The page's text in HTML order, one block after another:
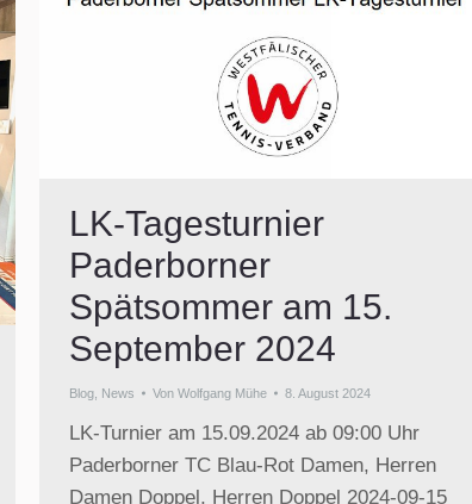
LK-Tagesturnier
Paderborner
Spätsommer am 15.
September 2024
Blog News Von Wolfgang Mühe 8. August 2024
LK-Turnier am 15.09.2024 ab 09:00 Uhr
Paderborner TC Blau-Rot Damen, Herren
Damen Doppel, Herren Doppel 2024-09-15